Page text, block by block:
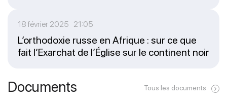
18 février 2025 21:05
L’orthodoxie russe en Afrique : sur ce que
fait l’Exarchat de l’Église sur le continent noir
Documents Tous les documents